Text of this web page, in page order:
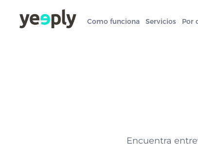
Como funciona Servicios Por
Encuentra